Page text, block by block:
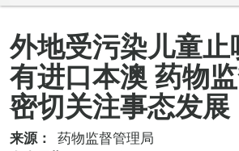
外地受污染儿童
有进口本澳 药物
密切关注事态发展
来源：
药物监督管理局